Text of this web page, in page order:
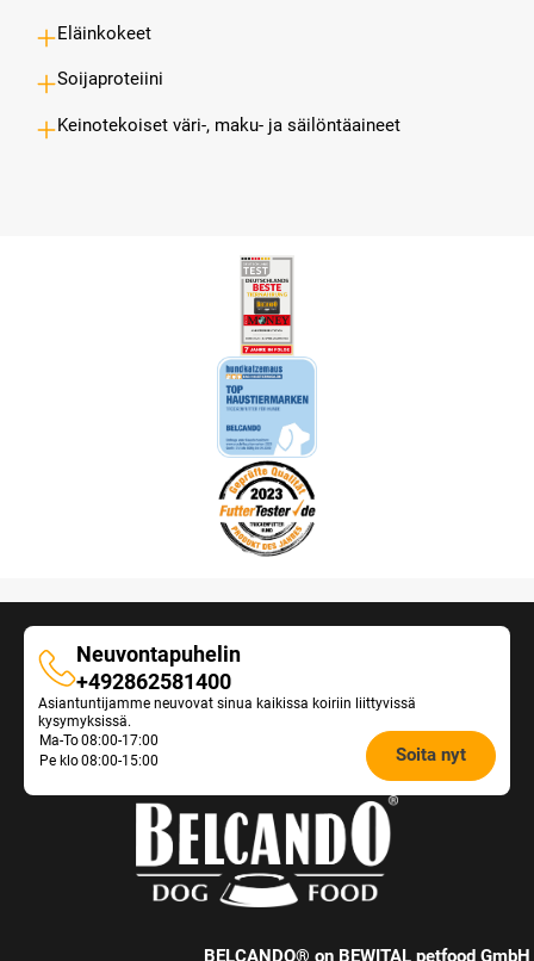
Eläinkokeet
Soijaproteiini
Keinotekoiset väri-, maku- ja säilöntäaineet
Neuvontapuhelin
Neuvontapuhelin
+492862581400
Asiantuntijamme neuvovat sinua kaikissa koiriin liittyvissä
kysymyksissä.
Opening
Ma-To08:00-17:00
Pe klo08:00-15:00 Soita nyt
BELCANDO® on BEWITAL petfood GmbH